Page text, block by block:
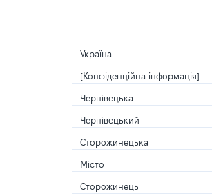
Україна
[Конфіденційна інформація]
Чернівецька
Чернівецький
Сторожинецька
Місто
Сторожинець